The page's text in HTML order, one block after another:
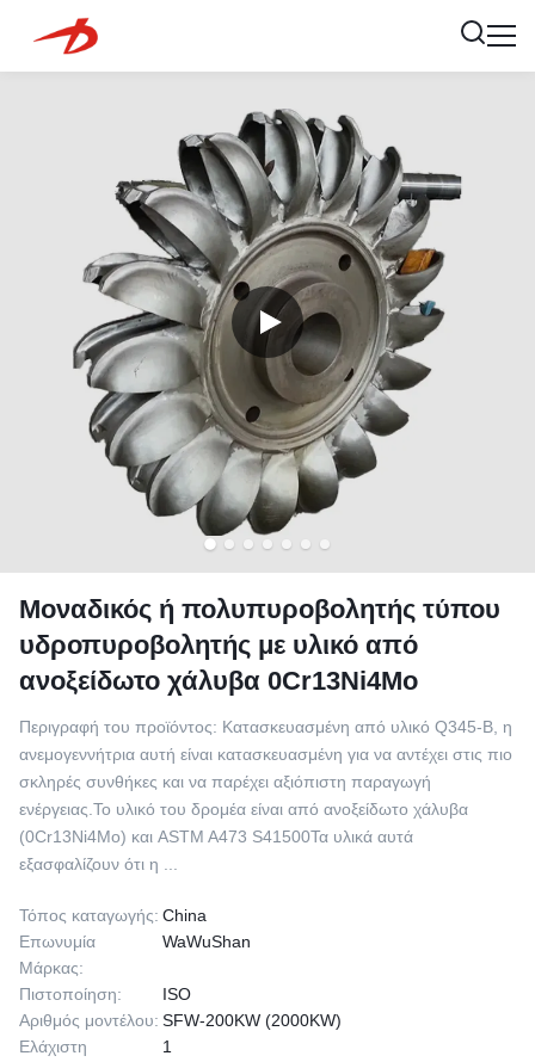
Μοναδικός ή πολυπυροβολητής τύπου
υδροπυροβολητής με υλικό από
ανοξείδωτο χάλυβα 0Cr13Ni4Mo
Περιγραφή του προϊόντος: Κατασκευασμένη από υλικό Q345-B, η
ανεμογεννήτρια αυτή είναι κατασκευασμένη για να αντέχει στις πιο
σκληρές συνθήκες και να παρέχει αξιόπιστη παραγωγή
ενέργειας.Το υλικό του δρομέα είναι από ανοξείδωτο χάλυβα
(0Cr13Ni4Mo) και ASTM A473 S41500Τα υλικά αυτά
εξασφαλίζουν ότι η ...
Τόπος καταγωγής: China
Επωνυμία
Μάρκας:
WaWuShan
Πιστοποίηση:
ISO
Αριθμός μοντέλου: SFW-200KW (2000KW)
Ελάχιστη
1